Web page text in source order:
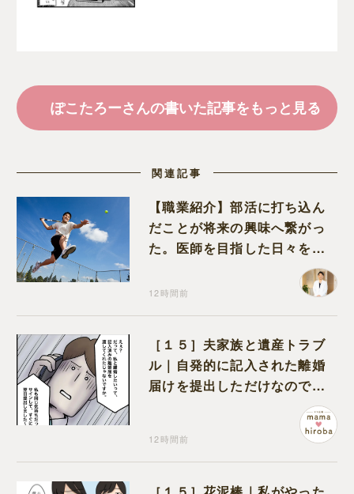
ぽこたろーさんの書いた記事をもっと見る
関連記事
【職業紹介】部活に打ち込ん
だことが将来の興味へ繋がっ
た。医師を目指した日々を振
12時間前
［１５］夫家族と遺産トラブ
ル｜自発的に記入された離婚
届けを提出しただけなので、
12時間前